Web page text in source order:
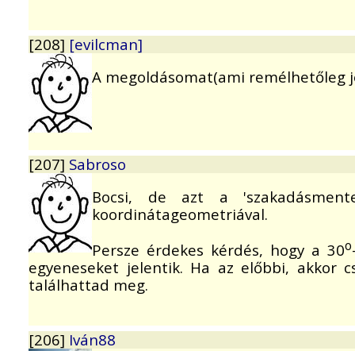
[208] [evilcman]
A megoldásomat(ami
[207] Sabroso
Bocsi, de azt a
koordinátageometriával.
Persze érdekes kérdés, hogy a 30o
egyeneseket jelentik. Ha az előbbi, akkor
találhattad meg.
[206] Iván88